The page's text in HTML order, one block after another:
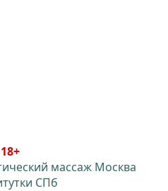
18+
массаж Москва
СПб